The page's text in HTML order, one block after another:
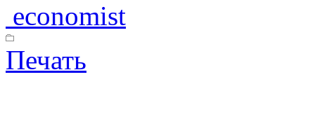
economist
Печать